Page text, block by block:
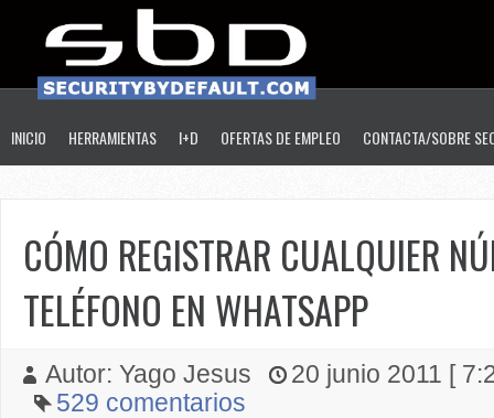
INICIO HERRAMIENTAS I+D OFERTAS DE EMPLEO CONTACTA/SOBRE
CÓMO REGISTRAR CUALQUIER
TELÉFONO EN WHATSAPP
Autor: Yago Jesus
20 junio 2011 [
529 comentarios